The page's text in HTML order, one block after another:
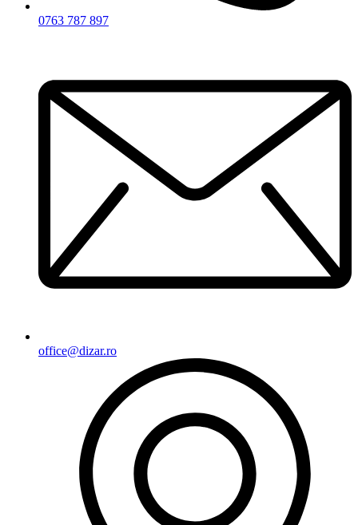
0763 787 897
office@dizar.ro